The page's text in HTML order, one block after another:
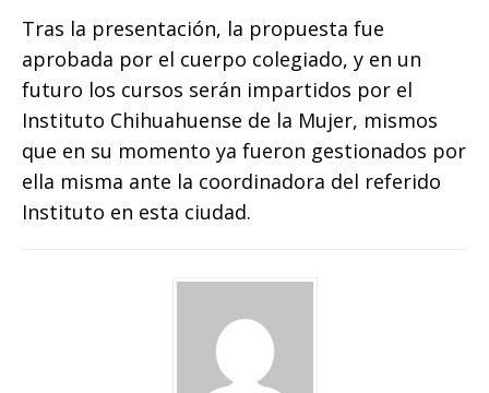
Tras la presentación, la propuesta fue
aprobada por el cuerpo colegiado, y en un
futuro los cursos serán impartidos por el
Instituto Chihuahuense de la Mujer, mismos
que en su momento ya fueron gestionados por
ella misma ante la coordinadora del referido
Instituto en esta ciudad.